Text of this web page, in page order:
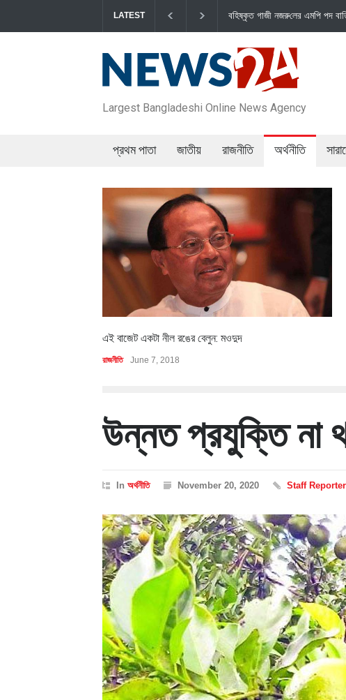
LATEST
বহিষ্কৃত গাজী নজরু‌লের এম‌পি পদ বা‌তি‌লে স্পিকার-ইসিকে জামায়া‌তের
Largest Bangladeshi Online News Agency
প্রথম পাতা জাতীয় রাজনীতি অর্থনীতি
এই বাজেট একটা নীল রঙের বেলুন: মওদুদ
রাজনীতি June 7, 2018
উন্নত প্রযুক্তি না
In অর্থনীতি November 20, 2020 Staff Reporter